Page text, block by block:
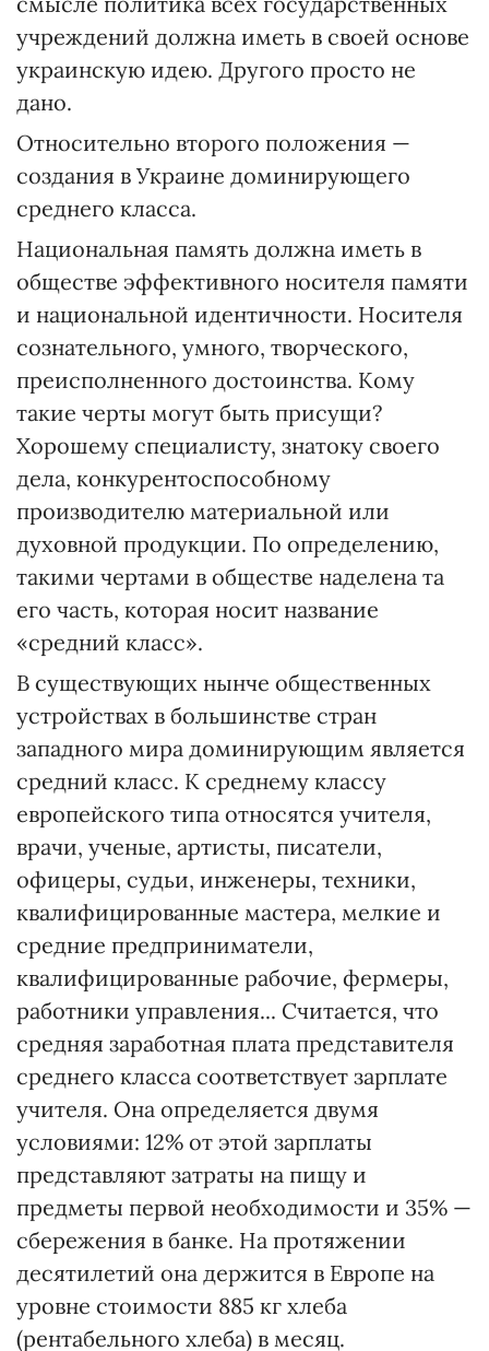
учреждений должна иметь в своей основе
украинскую идею. Другого просто не
дано.
Относительно второго положения —
создания в Украине доминирующего
среднего класса.
Национальная память должна иметь в
обществе эффективного носителя памяти
и национальной идентичности. Носителя
сознательного, умного, творческого,
преисполненного достоинства. Кому
такие черты могут быть присущи?
Хорошему специалисту, знатоку своего
дела, конкурентоспособному
производителю материальной или
духовной продукции. По определению,
такими чертами в обществе наделена та
его часть, которая носит название
«средний класс».
В существующих нынче общественных
устройствах в большинстве стран
западного мира доминирующим является
средний класс. К среднему классу
европейского типа относятся учителя,
врачи, ученые, артисты, писатели,
офицеры, судьи, инженеры, техники,
квалифицированные мастера, мелкие и
средние предприниматели,
квалифицированные рабочие, фермеры,
работники управления... Считается, что
средняя заработная плата представителя
среднего класса соответствует зарплате
учителя. Она определяется двумя
условиями: 12% от этой зарплаты
представляют затраты на пищу и
предметы первой необходимости и 35% —
сбережения в банке. На протяжении
десятилетий она держится в Европе на
уровне стоимости 885 кг хлеба
(рентабельного хлеба) в месяц.